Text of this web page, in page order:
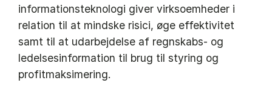
informationsteknologi giver virksoemheder i
relation til at mindske risici, øge effektivitet
samt til at udarbejdelse af regnskabs- og
ledelsesinformation til brug til styring og
profitmaksimering.